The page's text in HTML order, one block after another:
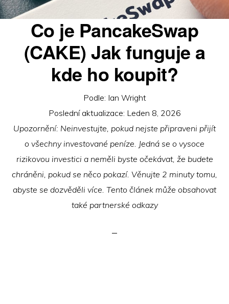
Co je PancakeSwap
(CAKE) Jak funguje a
kde ho koupit?
Podle: Ian Wright
Poslední aktualizace: Leden 8, 2026
Upozornění: Neinvestujte, pokud nejste připraveni přijít
o všechny investované peníze. Jedná se o vysoce
rizikovou investici a neměli byste očekávat, že budete
chráněni, pokud se něco pokazí. Věnujte 2 minuty tomu,
abyste se dozvěděli více. Tento článek může obsahovat
také partnerské odkazy